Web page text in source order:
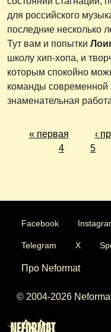
для российского
последние несколько
Тут вам и попытки
школу хип-хопа, и
которым спокойно
команды современной
знаменательная
« первая ‹
4
5
Facebook
Telegram X
Про Neformat
© 2004-2026